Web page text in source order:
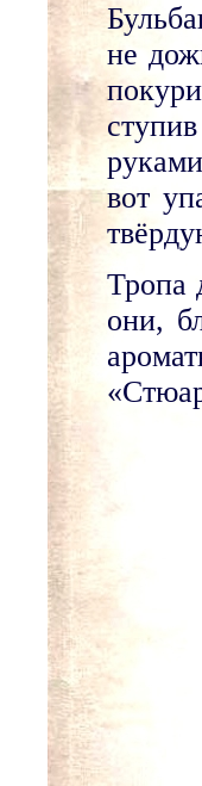
не
вот
Тропа
они,